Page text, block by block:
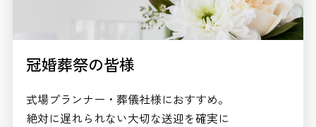
冠婚葬祭の皆様
式場プランナー・葬儀社様におすすめ。
絶対に遅れられない大切な送迎を確実に